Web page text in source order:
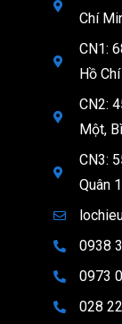
Chí
CN1:
Hồ
CN2:
Một,
CN3:
Quân
0938
0973
028